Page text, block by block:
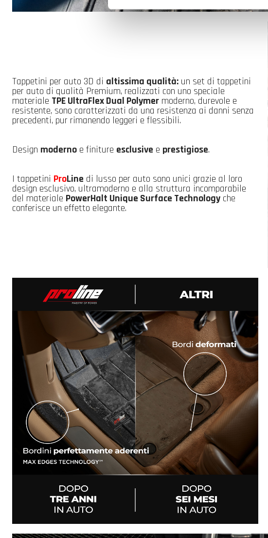
Tappetini per auto 3D di altissima qualità: un set di tappetini
per auto di qualità Premium, realizzati con uno speciale
materiale TPE UltraFlex Dual Polymer moderno, durevole e
resistente, sono caratterizzati da una resistenza ai danni senza
precedenti, pur rimanendo leggeri e flessibili.
Design moderno e finiture esclusive e prestigiose.
I tappetini ProLine di lusso per auto sono unici grazie al loro
design esclusivo, ultramoderno e alla struttura incomparabile
del materiale PowerHalt Unique Surface Technology che
conferisce un effetto elegante.